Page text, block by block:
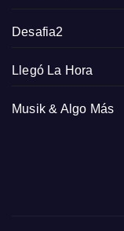
Desafia2
Llegó La Hora
Musik & Algo Más